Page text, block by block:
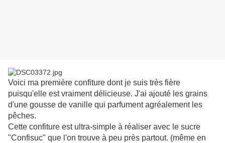
Voici ma première confiture dont je suis très fière
puisqu'elle est vraiment délicieuse. J'ai ajouté les grains
d'une gousse de vanille qui parfument agréalement les
pêches.
Cette confiture est ultra-simple à réaliser avec le sucre
"Confisuc" que l'on trouve à peu près partout. (même en